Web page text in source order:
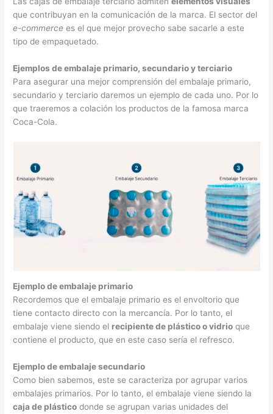
que contribuyan en la comunicación de la marca. El sector del
e-commerce es el que mejor provecho sabe sacarle a este
tipo de empaquetado.
Ejemplos de embalaje primario, secundario y terciario
Para asegurar una mejor comprensión del embalaje primario,
secundario y terciario daremos un ejemplo de cada uno. Por lo
que traeremos a colación los productos de la famosa marca
Coca-Cola.
Ejemplo de embalaje primario
Recordemos que el embalaje primario es el envoltorio que
tiene contacto directo con la mercancía. Por lo tanto, el
embalaje viene siendo el recipiente de plástico o vidrio que
contiene el producto, que en este caso sería el refresco.
Ejemplo de embalaje secundario
Como bien sabemos, este se caracteriza por agrupar varios
embalajes primarios. Por lo tanto, el embalaje viene siendo la
caja de plástico donde se agrupan varias unidades del